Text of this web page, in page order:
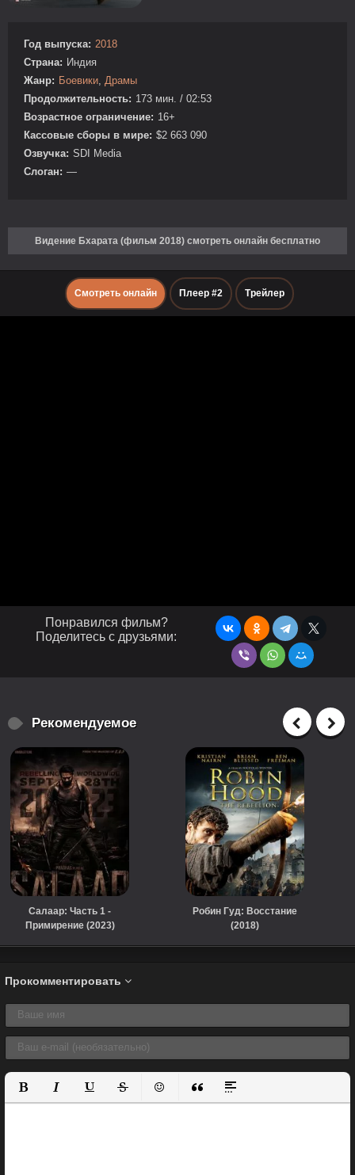
Год выпуска: 2018
Страна: Индия
Жанр: Боевики Драмы
Продолжительность: 173 мин. / 02:53
Возрастное ограничение: 16+
Кассовые сборы в мире: $2 663 090
Озвучка: SDI Media
Слоган: —
Видение Бхарата (фильм 2018) смотреть онлайн бесплатно
Смотреть онлайн Плеер #2 Трейлер
Понравился фильм?
Поделитесь с друзьями:
Рекомендуемое
Салаар: Часть 1 -
Примирение (2023)
Робин Гуд: Восстание
(2018)
Прокомментировать
Полужирный
КурсивПодчеркнутый
ЗачеркнутыйВставить смайлик
Вставка цитаты
Вставка спойлера